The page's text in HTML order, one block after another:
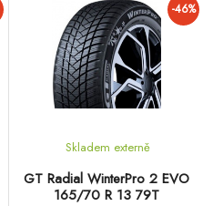
-46%
GT Radial WinterPro 2 EVO
165/70 R 13 79T
Skladem externě